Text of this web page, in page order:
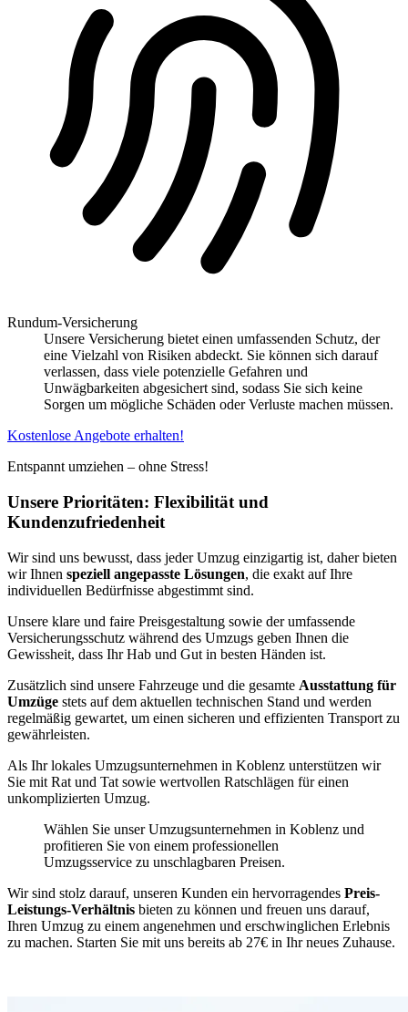
Rundum-Versicherung
Unsere Versicherung bietet einen umfassenden Schutz, der
eine Vielzahl von Risiken abdeckt. Sie können sich darauf
verlassen, dass viele potenzielle Gefahren und
Unwägbarkeiten abgesichert sind, sodass Sie sich keine
Sorgen um mögliche Schäden oder Verluste machen müssen.
Kostenlose Angebote erhalten!
Entspannt umziehen – ohne Stress!
Unsere Prioritäten: Flexibilität und
Kundenzufriedenheit
Wir sind uns bewusst, dass jeder Umzug einzigartig ist, daher bieten
wir Ihnen speziell angepasste Lösungen, die exakt auf Ihre
individuellen Bedürfnisse abgestimmt sind.
Unsere klare und faire Preisgestaltung sowie der umfassende
Versicherungsschutz während des Umzugs geben Ihnen die
Gewissheit, dass Ihr Hab und Gut in besten Händen ist.
Zusätzlich sind unsere Fahrzeuge und die gesamte Ausstattung für
Umzüge stets auf dem aktuellen technischen Stand und werden
regelmäßig gewartet, um einen sicheren und effizienten Transport zu
gewährleisten.
Als Ihr lokales Umzugsunternehmen in Koblenz unterstützen wir
Sie mit Rat und Tat sowie wertvollen Ratschlägen für einen
unkomplizierten Umzug.
Wählen Sie unser Umzugsunternehmen in Koblenz und
profitieren Sie von einem professionellen
Umzugsservice zu unschlagbaren Preisen.
Wir sind stolz darauf, unseren Kunden ein hervorragendes Preis-
Leistungs-Verhältnis bieten zu können und freuen uns darauf,
Ihren Umzug zu einem angenehmen und erschwinglichen Erlebnis
zu machen. Starten Sie mit uns bereits ab 27€ in Ihr neues Zuhause.